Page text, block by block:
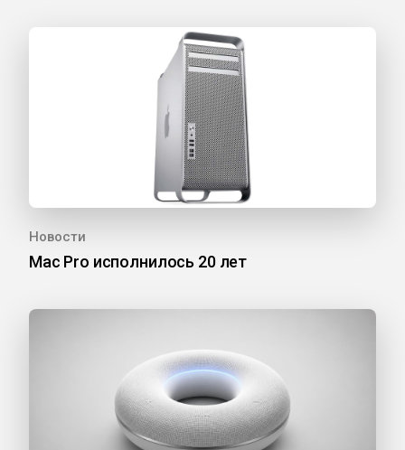
Новости
Mac Pro исполнилось 20 лет